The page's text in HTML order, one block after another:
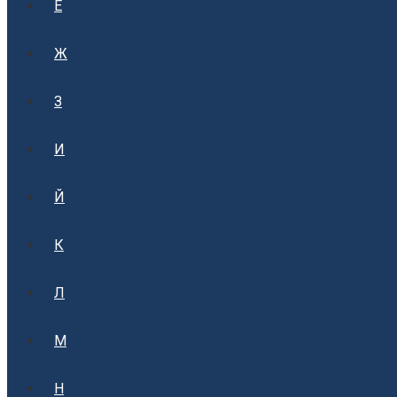
Е
Ж
З
И
Й
К
Л
М
Н